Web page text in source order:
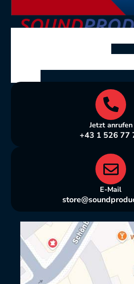
SOUND
Ing. Volkmar Theil
Wien
Jetzt anrufen
+43 1 526 77
E-Mail